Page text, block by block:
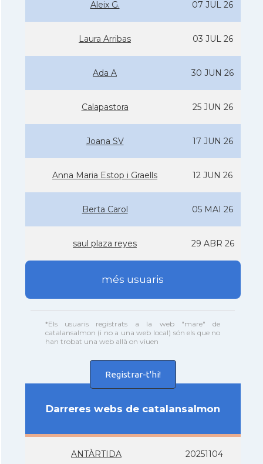
Aleix G. 07 JUL 26
Laura Arribas 03 JUL 26
Ada A 30 JUN 26
Calapastora 25 JUN 26
Joana SV 17 JUN 26
Anna Maria Estop i Graells 12 JUN 26
Berta Carol 05 MAI 26
saul plaza reyes 29 ABR 26
més usuaris
*Els usuaris registrats a la web "mare" de
catalansalmon (i no a una web local) són els que no
han trobat una web allà on viuen
Registrar-t'hi!
Darreres webs de catalansalmon
ANTÀRTIDA 20251104